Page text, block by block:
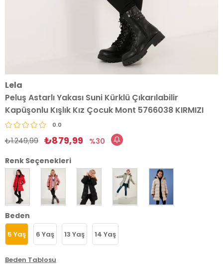
Lela
Peluş Astarlı Yakası Suni Kürklü Çıkarılabilir
Kapüşonlu Kışlık Kız Çocuk Mont 5766038 KIRMIZI
0.0
₺1.249,99 ₺879,99
30
Renk Seçenekleri
Beden
5 Yaş 6 Yaş 13 Yaş 14 Yaş
Beden Tablosu